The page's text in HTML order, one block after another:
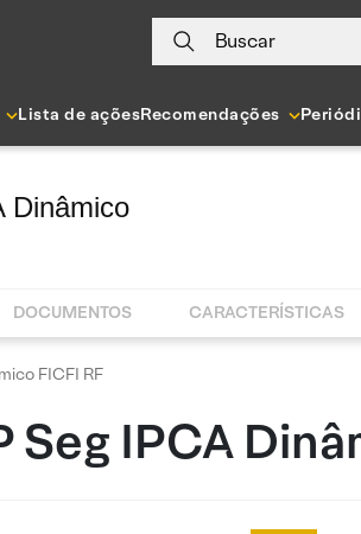
Buscar
Lista de açõesRecomendações
Dinâmico
DOCUMENTOS CARACTERÍSTICAS
FICFI RF
Seg IPCA